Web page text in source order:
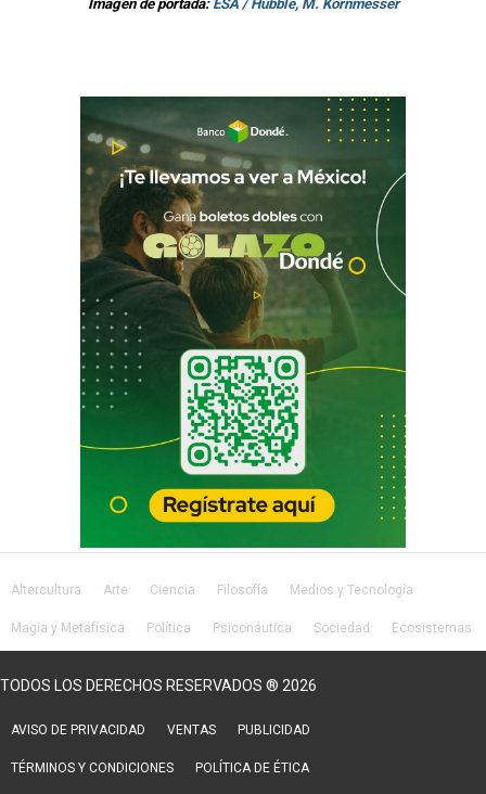
Imagen de portada: ESA / Hubble, M. Kornmesser
Altercultura Arte Ciencia Filosofía Medios y Tecnología
Magia y Metafísica Política Psiconáutica Sociedad Ecosistemas
TODOS LOS DERECHOS RESERVADOS ® 2026
AVISO DE PRIVACIDAD VENTAS PUBLICIDAD
TÉRMINOS Y CONDICIONES POLÍTICA DE ÉTICA